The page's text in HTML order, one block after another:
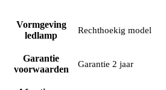
Vormgeving
ledlamp
Rechthoekig model
Garantie
voorwaarden
Garantie 2 jaar